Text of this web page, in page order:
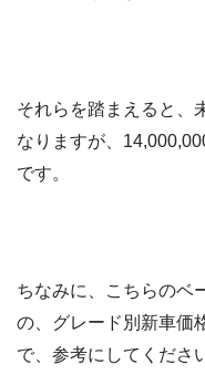
それらを踏まえると、
なりますが、
です。
ちなみに、こちらのベ
の、グレード別新車価
で、参考にしてくださ